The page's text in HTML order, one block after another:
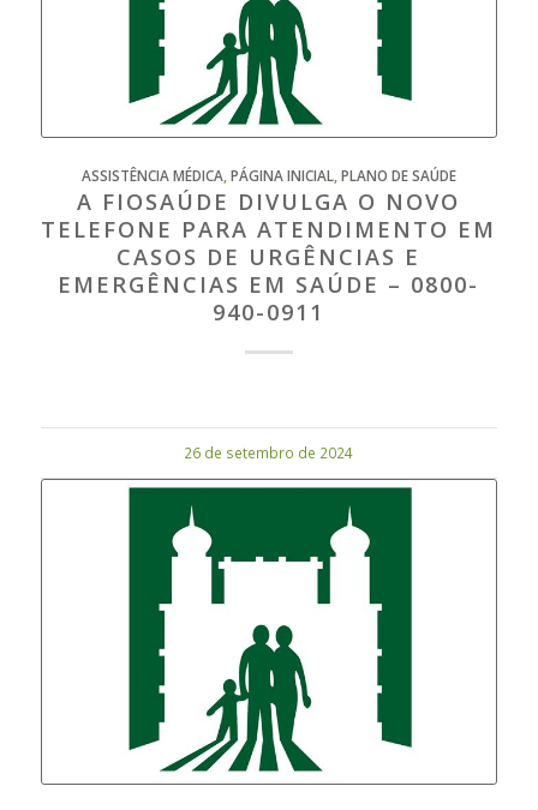
ASSISTÊNCIA MÉDICA,PÁGINA INICIAL,PLANO DE SAÚDE
A FIOSAÚDE DIVULGA O NOVO
TELEFONE PARA ATENDIMENTO EM
CASOS DE URGÊNCIAS E
EMERGÊNCIAS EM SAÚDE – 0800-
940-0911
26 de setembro de 2024